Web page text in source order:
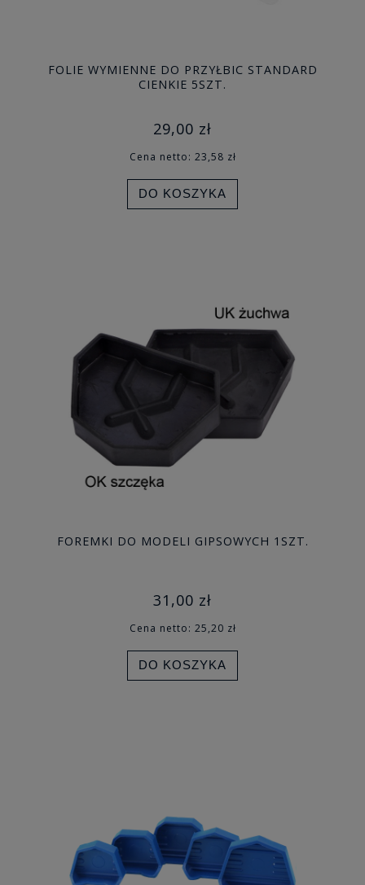
FOLIE WYMIENNE DO PRZYŁBIC STANDARD
CIENKIE 5SZT.
29,00 zł
Cena netto: 23,58 zł
DO KOSZYKA
FOREMKI DO MODELI GIPSOWYCH 1SZT.
31,00 zł
Cena netto: 25,20 zł
DO KOSZYKA